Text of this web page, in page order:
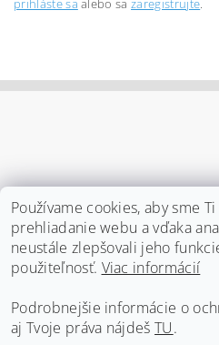
prihláste sa alebo sazaregistrujte.
Čekuj obchodné podmienky |
Čekuj vernostný program
Čekuj dopravu
Používame cookies, aby sme
prehliadanie webu a vďaka
neustále zlepšovali jeho
použiteľnosť. Viac informácií
Podrobnejšie informácie o
aj Tvoje práva nájdešTU.